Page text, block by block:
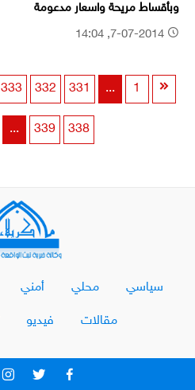
وبأقساط مريحة واسعار مدعومة
1
...
331
332
333
338
339
...
سياسي محلي أمني
مقالات فيديو